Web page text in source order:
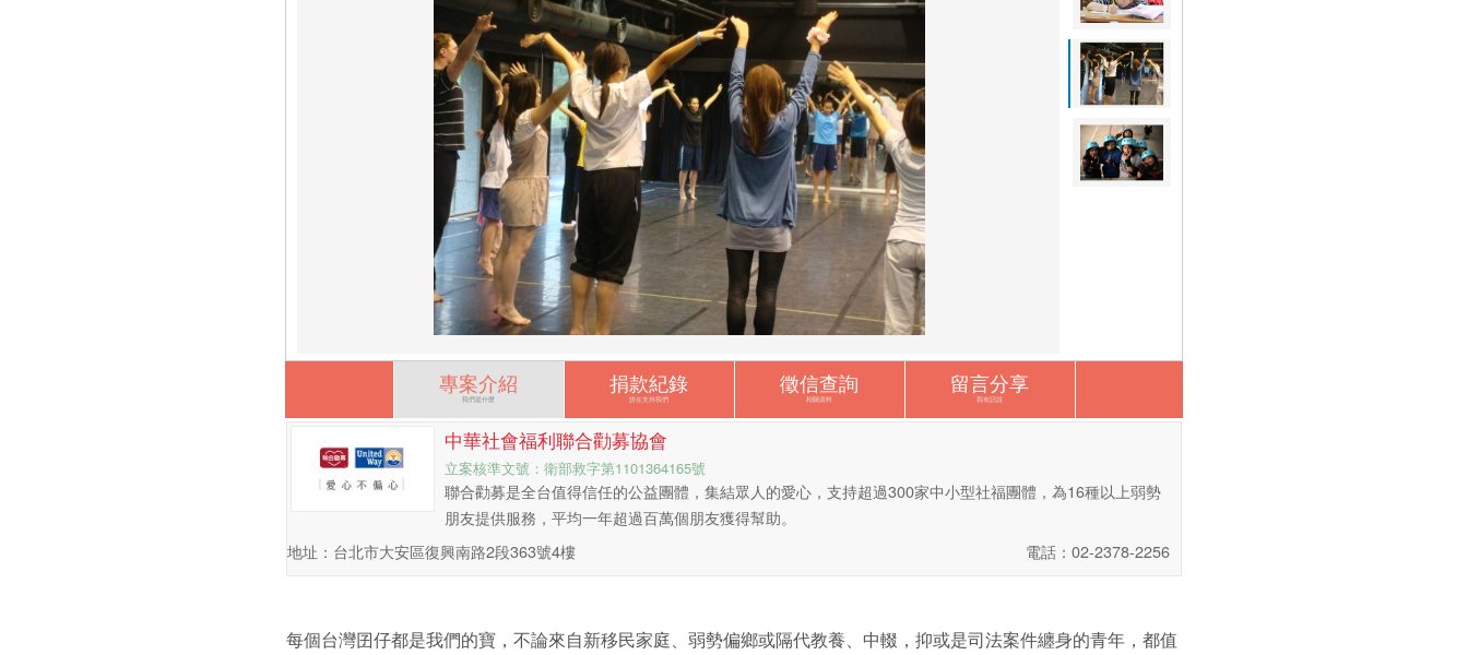
專案介紹
我們是什麼
捐款紀錄
誰在支持我們
徵信查詢
相關資料
留言分享
我有話說
中華社會福利聯合勸募協會
立案核準文號：衛部救字第1101364165號
聯合勸募是全台值得信任的公益團體，集結眾人的愛心，支持超過300家中小型社福團體，為16種以上弱勢
朋友提供服務，平均一年超過百萬個朋友獲得幫助。
地址：台北市大安區復興南路2段363號4樓
電話：02-2378-2256
每個台灣囝仔都是我們的寶，不論來自新移民家庭、弱勢偏鄉或隔代教養、中輟，抑或是司法案件纏身的青年，都值